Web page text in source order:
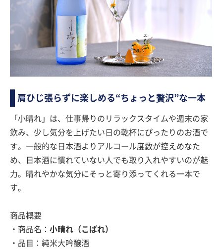
肩ひじ張らずに楽しめる“ちょっと贅沢”な一本
「小晴れ」は、仕事帰りのリラックスタイムや週末の家
飲み、少し気分を上げたい日の乾杯にぴったりのお酒で
す。一般的な日本酒よりアルコール度数が控えめなた
め、日本酒に慣れていない人でも取り入れやすいのが魅
力。晴れやかな気分にそっと寄り添ってくれる一本で
す。
商品概要
・商品名： 小晴れ（こばれ）
・品目：純米大吟醸酒